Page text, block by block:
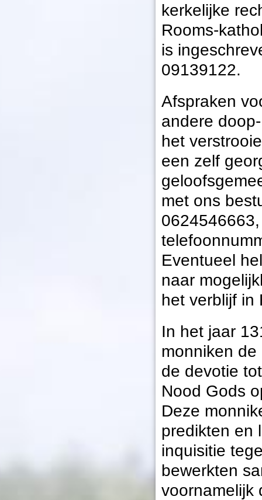
kerkelijke
Rooms-
is
09139122.
Afspraken
andere
het
een zelf
met ons
Eventueel
naar
het verblijf
In het jaar
monniken
de devotie
Nood Gods
Deze
predikten en
inquisitie
bewerkten
voornamelijk